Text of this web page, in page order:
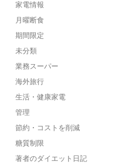
家電情報
月曜断食
期間限定
未分類
業務スーパー
海外旅行
生活・健康家電
管理
節約・コストを削減
糖質制限
著者のダイエット日記